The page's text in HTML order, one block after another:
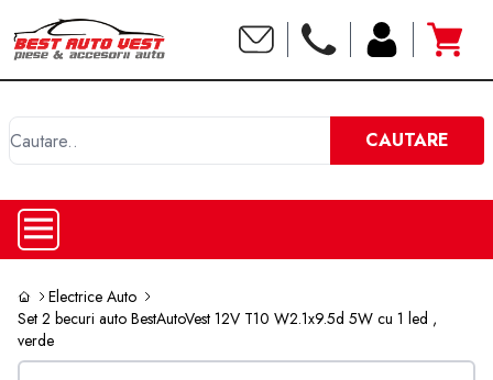
CAUTARE
Electrice Auto
Set 2 becuri auto BestAutoVest 12V T10 W2.1x9.5d 5W cu 1 led ,
verde